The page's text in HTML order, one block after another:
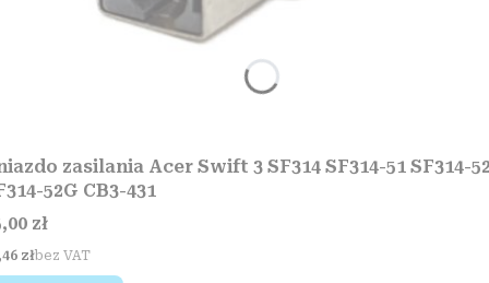
zasilania Acer Swift 3 SF314 SF314-51 SF314-
52G CB3-431
zł
złbez VAT